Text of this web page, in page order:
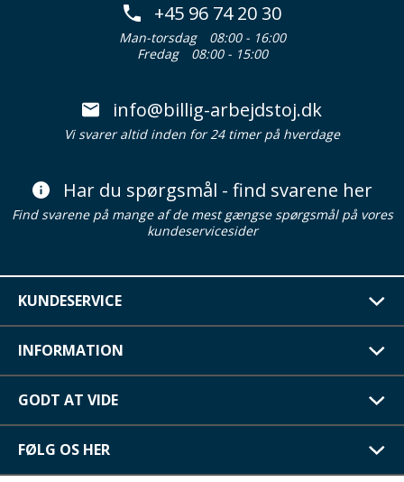
+45 96 74 20 30
Man-torsdag
08:00 - 16:00
Fredag
08:00 - 15:00
info@billig-arbejdstoj.dk
Vi svarer altid inden for 24 timer på hverdage
Har du spørgsmål - find svarene her
Find svarene på mange af de mest gængse spørgsmål på vores
kundeservicesider
KUNDESERVICE
INFORMATION
GODT AT VIDE
FØLG OS HER